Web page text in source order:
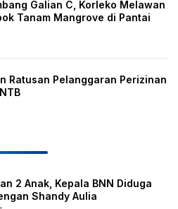
Galian C, Korleko Melawan
Tanam Mangrove di Pantai
Ratusan Pelanggaran Perizinan
2 Anak, Kepala BNN Diduga
Shandy Aulia